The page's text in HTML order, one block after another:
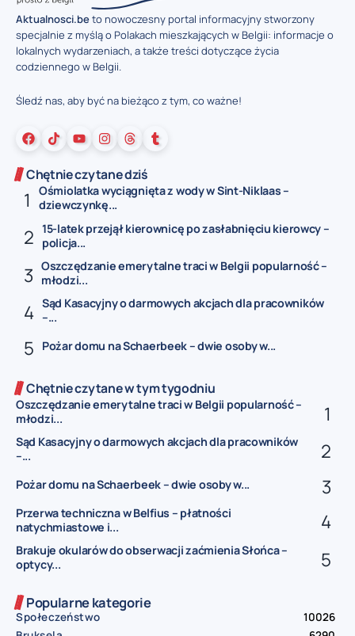
Aktualnosci.beto nowoczesny portal informacyjny stworzony
specjalnie z myślą o Polakach mieszkających w Belgii: informacje o
lokalnych wydarzeniach, a także treści dotyczące życia
codziennego w Belgii.
Śledź nas, aby być na bieżąco z tym, co ważne!
Chętnie czytane dziś
Ośmiolatka wyciągnięta z wody w Sint-Niklaas –
dziewczynkę...
15-latek przejął kierownicę po zasłabnięciu kierowcy –
policja...
Oszczędzanie emerytalne traci w Belgii popularność –
młodzi...
Sąd Kasacyjny o darmowych akcjach dla pracowników
–...
Pożar domu na Schaerbeek – dwie osoby w...
Chętnie czytane w tym tygodniu
Oszczędzanie emerytalne traci w Belgii popularność –
młodzi...
Sąd Kasacyjny o darmowych akcjach dla pracowników
–...
Pożar domu na Schaerbeek – dwie osoby w...
Przerwa techniczna w Belfius – płatności
natychmiastowe i...
Brakuje okularów do obserwacji zaćmienia Słońca –
optycy...
Popularne kategorie
Społeczeństwo
10026